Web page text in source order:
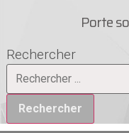
Porte
Rechercher
Rechercher